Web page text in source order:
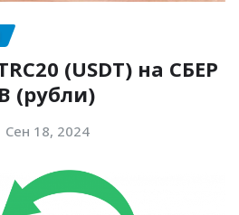
(USDT) на СБЕР
(рубли)
Сен 18, 2024